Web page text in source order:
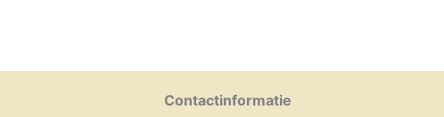
Contactinformatie